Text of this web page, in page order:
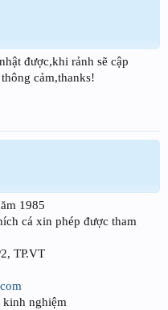
được,khi rảnh sẽ cập
cảm,thanks!
1985
cá xin phép được tham
TP.VT
kinh nghiệm